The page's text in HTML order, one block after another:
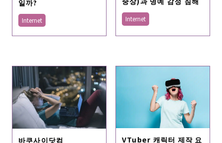
Internet Internet
바쿠사이닷컴
VTuber 캐릭터 제작 요